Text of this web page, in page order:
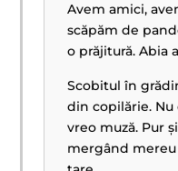
Avem amici,
scăpăm de
o prăjitură. Abia
Scobitul în
din copilărie. Nu
vreo muză. Pur
mergând mereu